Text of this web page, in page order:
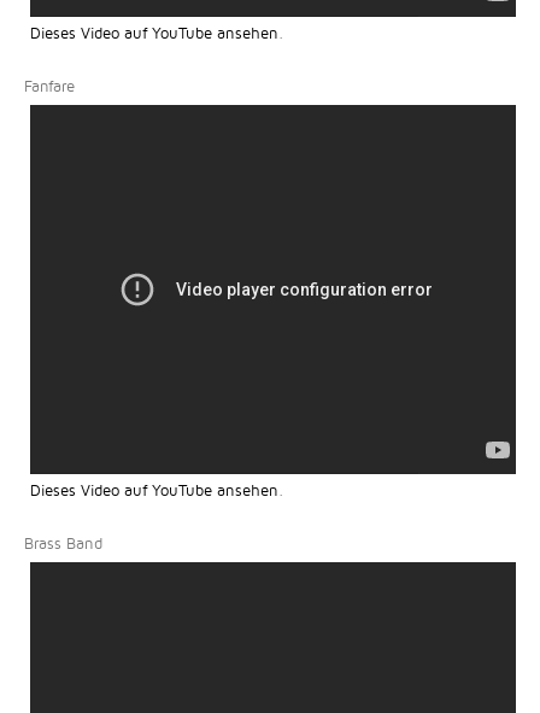
Dieses Video auf YouTube ansehen.
Fanfare
Dieses Video auf YouTube ansehen.
Brass Band